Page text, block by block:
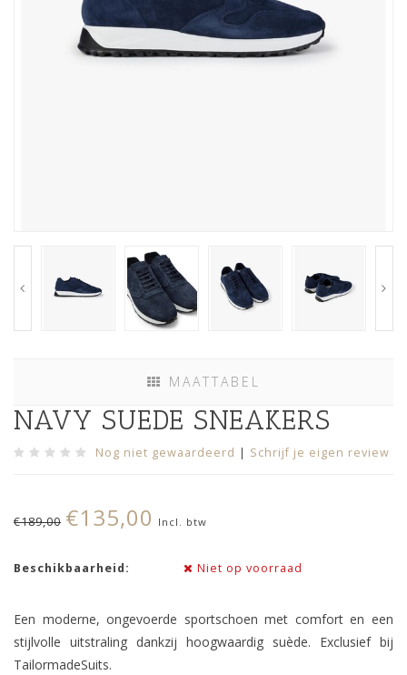
MAATTABEL
NAVY SUEDE SNEAKERS
Nog niet gewaardeerd | Schrijf je eigen review
€189,00 €135,00 Incl. btw
Beschikbaarheid: Niet op voorraad
Een moderne, ongevoerde sportschoen met comfort en een
stijlvolle uitstraling dankzij hoogwaardig suède. Exclusief bij
TailormadeSuits.